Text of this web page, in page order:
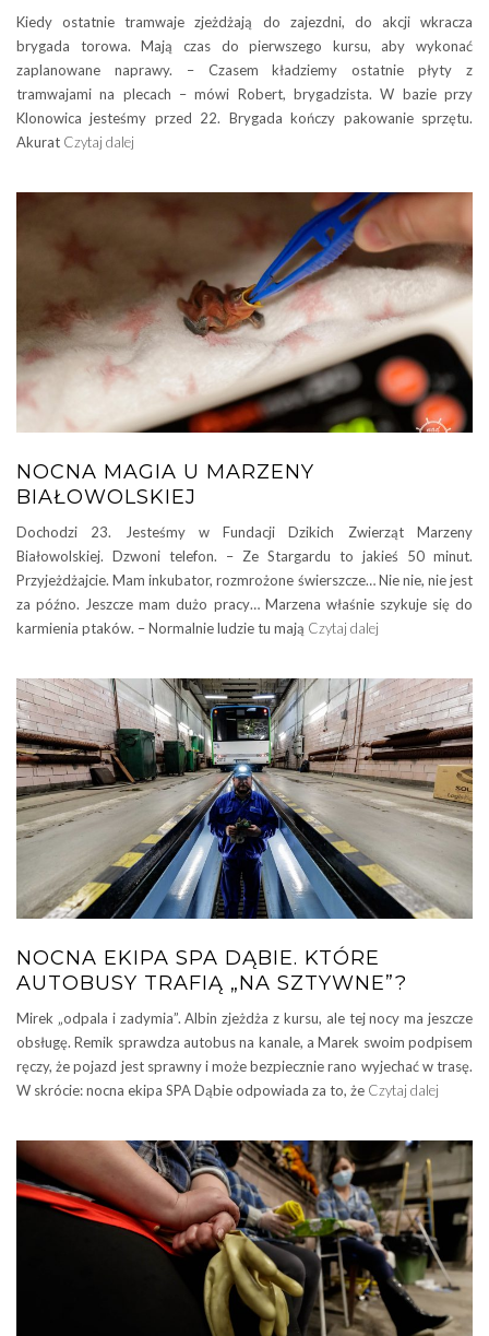
Kiedy ostatnie tramwaje zjeżdżają do zajezdni, do akcji wkracza
brygada torowa. Mają czas do pierwszego kursu, aby wykonać
zaplanowane naprawy. – Czasem kładziemy ostatnie płyty z
tramwajami na plecach – mówi Robert, brygadzista. W bazie przy
Klonowica jesteśmy przed 22. Brygada kończy pakowanie sprzętu.
Akurat Czytaj dalej
NOCNA MAGIA U MARZENY
BIAŁOWOLSKIEJ
Dochodzi 23. Jesteśmy w Fundacji Dzikich Zwierząt Marzeny
Białowolskiej. Dzwoni telefon. – Ze Stargardu to jakieś 50 minut.
Przyjeżdżajcie. Mam inkubator, rozmrożone świerszcze… Nie nie, nie jest
za późno. Jeszcze mam dużo pracy… Marzena właśnie szykuje się do
karmienia ptaków. – Normalnie ludzie tu mają Czytaj dalej
NOCNA EKIPA SPA DĄBIE. KTÓRE
AUTOBUSY TRAFIĄ „NA SZTYWNE”?
Mirek „odpala i zadymia”. Albin zjeżdża z kursu, ale tej nocy ma jeszcze
obsługę. Remik sprawdza autobus na kanale, a Marek swoim podpisem
ręczy, że pojazd jest sprawny i może bezpiecznie rano wyjechać w trasę.
W skrócie: nocna ekipa SPA Dąbie odpowiada za to, że Czytaj dalej